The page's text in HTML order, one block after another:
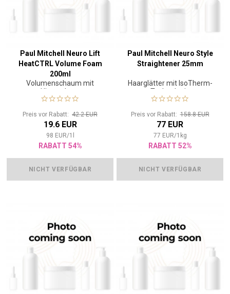
Paul Mitchell Neuro Lift
HeatCTRL Volume Foam
200ml
Volumenschaum mit
Hitzeschutz
Preis vor Rabatt: 42.2 EUR
19.6 EUR
98 EUR/1
RABATT 54%
NICHT VERFÜGBAR
Paul Mitchell Neuro Style
Straightener 25mm
Haarglätter mit IsoTherm-
Technologie
Preis vor Rabatt:158.8 EUR
77 EUR
77 EUR/1 kg
RABATT 52%
NICHT VERFÜGBAR